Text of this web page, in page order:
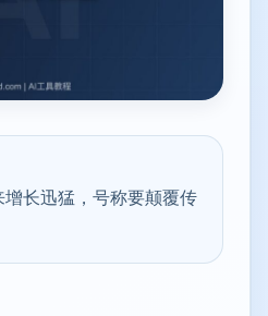
长迅猛，号称要颠覆传